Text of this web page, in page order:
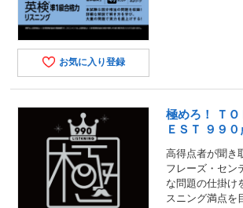
お気に入り登録
極めろ！ Ｔ
ＥＳＴ ９９
高得点者が聞き
フレーズ・セン
な問題の仕掛け
スニング満点を